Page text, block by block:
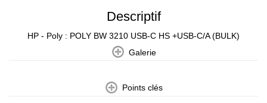
Descriptif
HP - Poly : POLY BW 3210 USB-C HS +USB-C/A (BULK)
Galerie
Points clés